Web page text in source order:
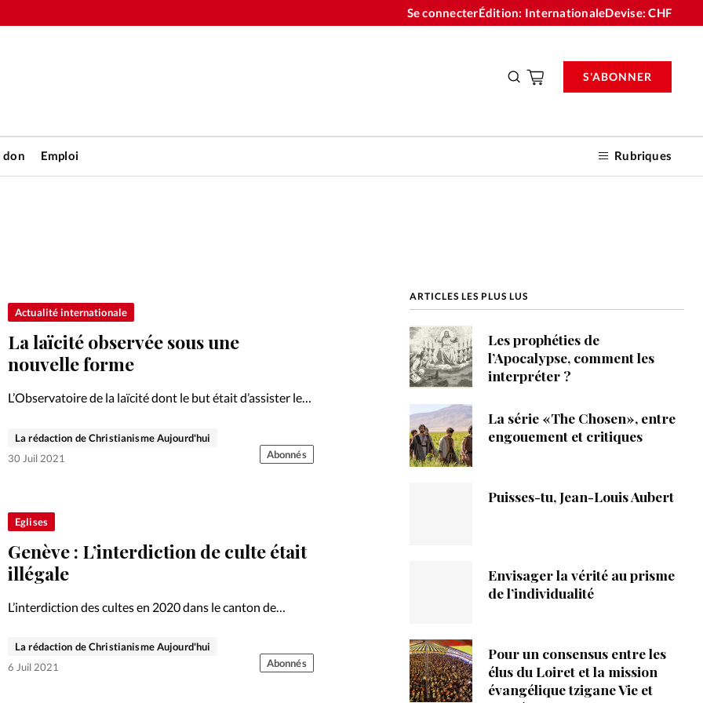
Se connecterÉdition: InternationaleDevise:CHF
don Emploi Rubriques
S'ABONNER
Foi
Opinions
À propos
Emploi
Actualité internationale
La laïcité observée sous une
nouvelle forme
L’Observatoire de la laïcité dont le but était d’assister le
laïcité dans les services publics a été supprimé.
La rédaction de Christianisme Aujourd'hui
30 Juil 2021
Abonnés
Eglises
Genève : L’interdiction de culte était
illégale
L’interdiction des cultes en 2020 dans le canton de
constitutionnelle de Genève dans un arrêt rendu le 6
mai.
La rédaction de Christianisme Aujourd'hui
6 Juil 2021
Abonnés
ARTICLES LES PLUS LUS
Les prophéties de
l’Apocalypse, comment les
interpréter ?
La série «The Chosen», entre
engouement et critiques
Puisses-tu, Jean-Louis Aubert
Envisager la vérité au prisme
de l’individualité
Pour un consensus entre les
élus du Loiret et la mission
évangélique tzigane Vie et